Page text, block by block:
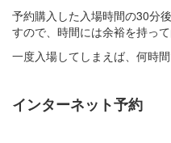
予約購入した入場時間の30分
すので、時間には余裕を持って
一度入場してしまえば、何時
インターネット予約